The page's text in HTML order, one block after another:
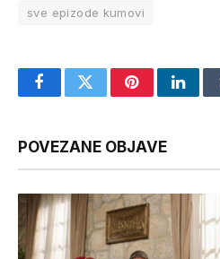
sve epizode kumovi
FacebookTwitterPinterest
POVEZANE OBJAVE